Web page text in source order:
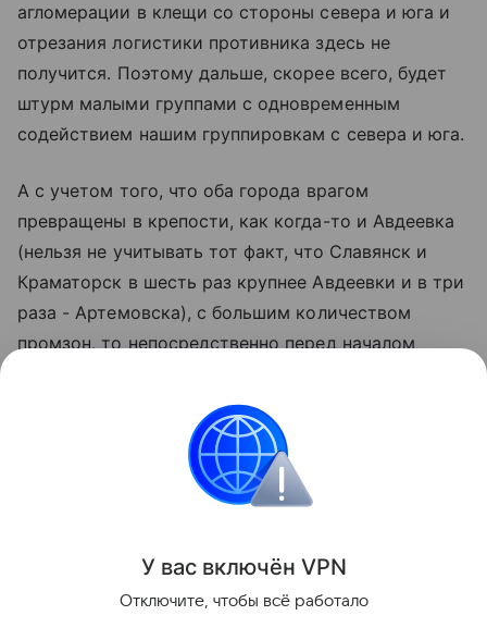
агломерации в клещи со стороны севера и юга и
отрезания логистики противника здесь не
получится. Поэтому дальше, скорее всего, будет
штурм малыми группами с одновременным
содействием нашим группировкам с севера и юга.
А с учетом того, что оба города врагом
превращены в крепости, как когда-то и Авдеевка
(нельзя не учитывать тот факт, что Славянск и
Краматорск в шесть раз крупнее Авдеевки и в три
раза - Артемовска), с большим количеством
промзон, то непосредственно перед началом
артиллерия будут поддерживать наземные
Подготовил Андрей Полынский
Поделиться
У вас включён VPN
Отключите, чтобы всё работало